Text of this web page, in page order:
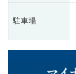
駐車場